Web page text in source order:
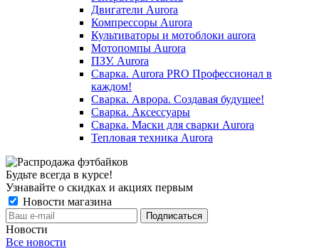
Двигатели Aurora
Компрессоры Aurora
Культиваторы и мотоблоки aurora
Мотопомпы Aurora
ПЗУ. Aurora
Сварка. Aurora PRO Профессионал в
каждом!
Сварка. Аврора. Создавая будущее!
Сварка. Аксессуары
Сварка. Маски для сварки Aurora
Тепловая техника Aurora
Будьте всегда в курсе!
Узнавайте о скидках и акциях первым
Новости магазина
Новости
Все новости